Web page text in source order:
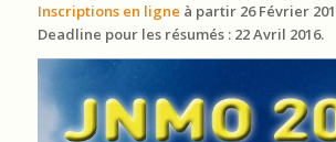
Inscriptions en ligne à partir 26 Février
Deadline pour les résumés : 22 Avril 2016.